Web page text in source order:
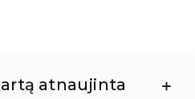
atnaujinta